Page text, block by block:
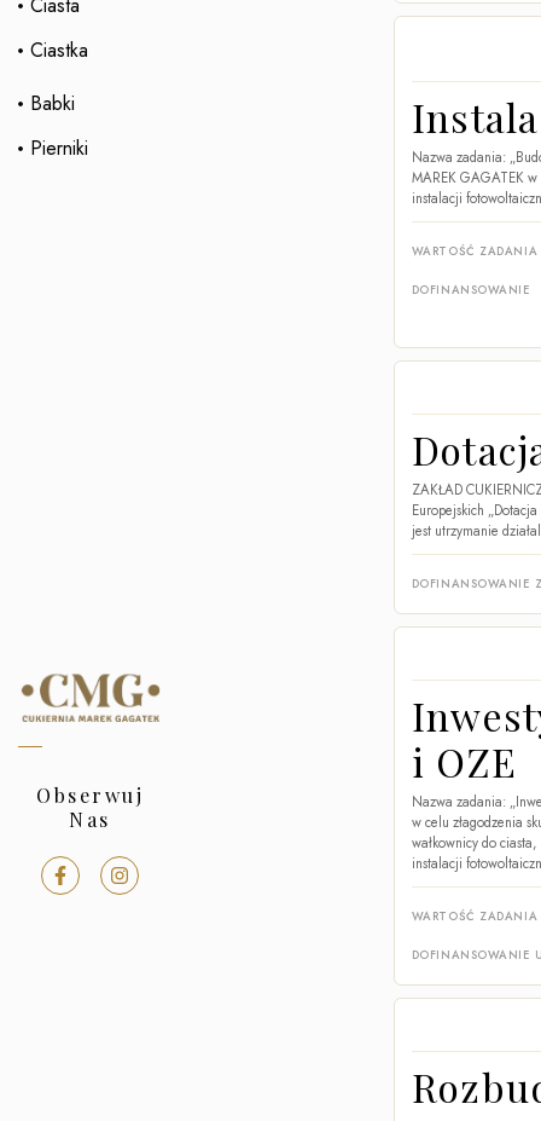
Ciastka
Babki
Pierniki
Obserwuj
Nas
Nazwa zadania:
MAREK GAGATEK
instalacji
WARTOŚĆ ZADANIA
DOFINANSOWANIE
ZAKŁAD
Europejskich
jest utrzymanie
DOFINANSOWANIE
i OZE
Nazwa zadania:
w celu złagodzenia
wałkownicy do
instalacji
WARTOŚĆ ZADANIA
DOFINANSOWANIE